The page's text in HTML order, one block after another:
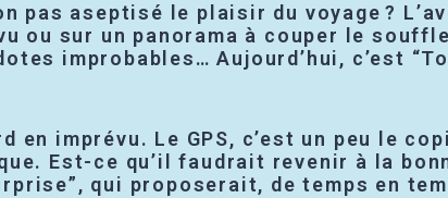
aseptisé le plaisir du voyage ?
ou sur un panorama à couper le
improbables… Aujourd’hui, c’est
en imprévu. Le GPS, c’est un peu le
Est-ce qu’il faudrait revenir à la
qui proposerait, de temps en